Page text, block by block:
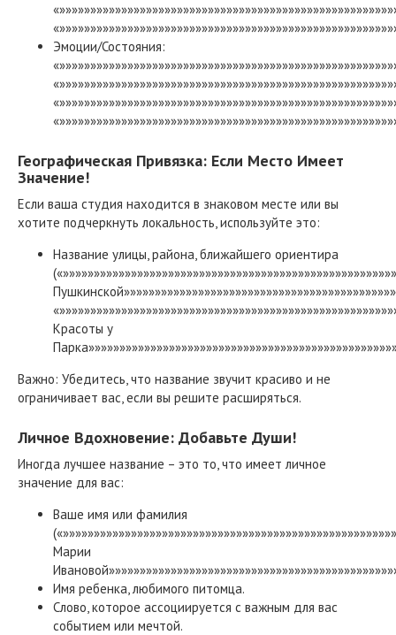
Эмоции/Состояния:
Географическая Привязка: Если Место Имеет
Значение!
Если ваша студия находится в знаковом месте или вы
хотите подчеркнуть локальность, используйте это:
Название улицы, района, ближайшего ориентира
Красоты у
Важно: Убедитесь, что название звучит красиво и не
ограничивает вас, если вы решите расширяться.
Личное Вдохновение: Добавьте Души!
Иногда лучшее название – это то, что имеет личное
значение для вас:
Ваше имя или фамилия
Марии
Имя ребенка, любимого питомца.
Слово, которое ассоциируется с важным для вас
событием или мечтой.